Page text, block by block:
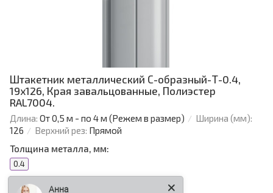
Штакетник металлический С-образный-Т-0.4,
19х126, Края завальцованные, Полиэстер
RAL7004.
Длина: От 0,5 м - по 4 м (Режем в размер)
Ширина (мм):
126
Верхний рез: Прямой
Толщина металла, мм:
0.4
Цвет: Анна